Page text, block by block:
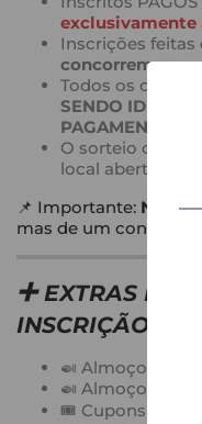
exclusivamente
Inscrições feitas
concorrem
Todos os
SENDO
PAGAMENTO
O sorteio ocorre
local aberto ao
📌 Importante: Não
mas de um concurso
➕EXTRAS
INSCRIÇÃO
🍛 Almoço
🍛 Almoço Extra
🎟️ Cupons